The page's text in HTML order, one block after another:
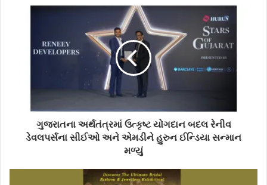
ગુજરાતના અર્થતંત્રમાં ઉત્કૃષ્ટ યોગદાન બદલ રેનીવ
ડેવલપર્સના સીઈઓ અને એમડીને હુરુન ઈન્ડિયા સન્માન
મળ્યું